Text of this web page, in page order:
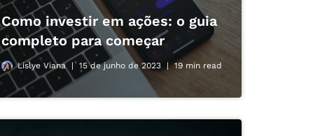
Como investir em ações: o guia
completo para começar
Lislye Viana 15 de junho de 2023 19 min read